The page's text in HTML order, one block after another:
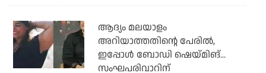
ആദ്യം മലയാളം
അറിയാത്തതിന്റെ പേരില്‍,
ഇപ്പോള്‍ ബോഡി ഷെയ്മിങ്...
സംഘപരിവാറിന്